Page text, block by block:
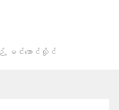
, မင်းအောင်လှိုင်